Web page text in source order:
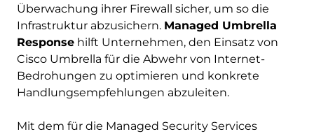
Überwachung ihrer Firewall sicher, um so die
Infrastruktur abzusichern. Managed Umbrella
Response hilft Unternehmen, den Einsatz von
Cisco Umbrella für die Abwehr von Internet-
Bedrohungen zu optimieren und konkrete
Handlungsempfehlungen abzuleiten.
Mit dem für die Managed Security Services